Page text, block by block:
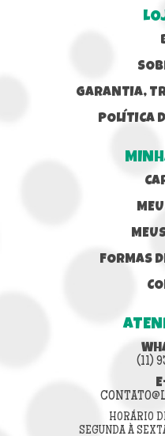
GARANTIA,
POLÍTICA
FORMAS
(11)
HORÁRIO
SEGUNDA À